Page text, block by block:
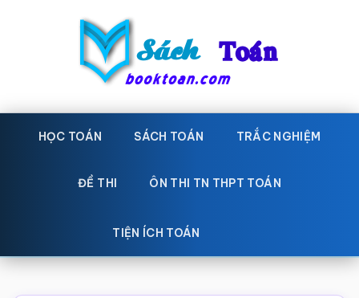
Sách
Toán
toán
Học
toán,
giáo
HỌC TOÁN SÁCH TOÁN TRẮC NGHIỆM
ĐỀ THI ÔN THI TN THPT TOÁN
TIỆN ÍCH TOÁN